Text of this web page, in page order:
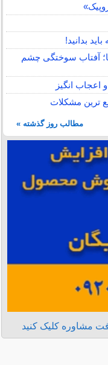
بدانید!
آفتاب سوختگی چشم
اعجاب انگیز
ترین مشکلات
مطالب روز گذشته »
مشاوره کلیک کنید